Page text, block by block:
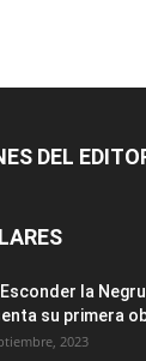
DEL
Esconder la
su primera
2023